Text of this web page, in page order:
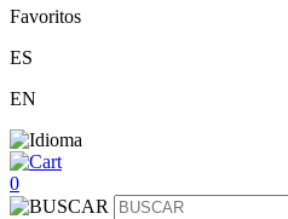
Favoritos
ES
EN
0